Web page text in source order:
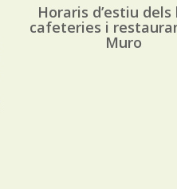
Horaris d’estiu dels
cafeteries i
Muro